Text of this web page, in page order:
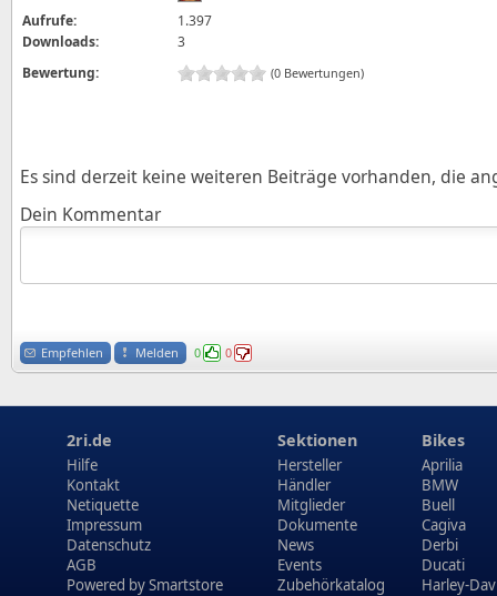
Aufrufe:
1.397
Downloads:
3
Bewertung:
(0 Bewertungen)
Es sind derzeit keine weiteren Beiträge vorhanden, die
Dein Kommentar
Empfehlen Melden 0 0
2ri.de
Hilfe
Kontakt
Netiquette
Impressum
Datenschutz
AGB
Powered bySmartstore
Sektionen
Hersteller
Händler
Mitglieder
Dokumente
News
Events
Zubehörkatalog
Bikes
Aprilia
BMW
Buell
Cagiva
Derbi
Ducati
Harley-